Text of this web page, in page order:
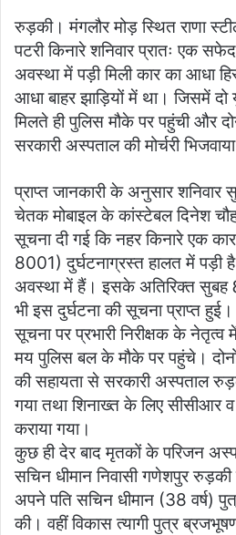
रुड़की। मंगलौर मोड़ स्थित राणा
पटरी किनारे शनिवार प्रातः एक
अवस्था में पड़ी मिली कार का आधा
आधा बाहर झाड़ियों में था। जिसमें
मिलते ही पुलिस मौके पर पहुंची और
सरकारी अस्पताल की मोर्चरी
प्राप्त जानकारी के अनुसार
चेतक मोबाइल के कांस्टेबल दिनेश
सूचना दी गई कि नहर किनारे एक
8001) दुर्घटनाग्रस्त हालत में पड़ी
अवस्था में हैं। इसके अतिरिक्त सुबह
भी इस दुर्घटना की सूचना प्राप्त हुई।
सूचना पर प्रभारी निरीक्षक के नेतृत्व
मय पुलिस बल के मौके पर पहुंचे।
की सहायता से सरकारी अस्पताल
गया तथा शिनाख्त के लिए सीसीआर
कराया गया।
कुछ ही देर बाद मृतकों के परिजन
सचिन धीमान निवासी गणेशपुर
अपने पति सचिन धीमान (38 वर्ष)
की। वहीं विकास त्यागी पुत्र